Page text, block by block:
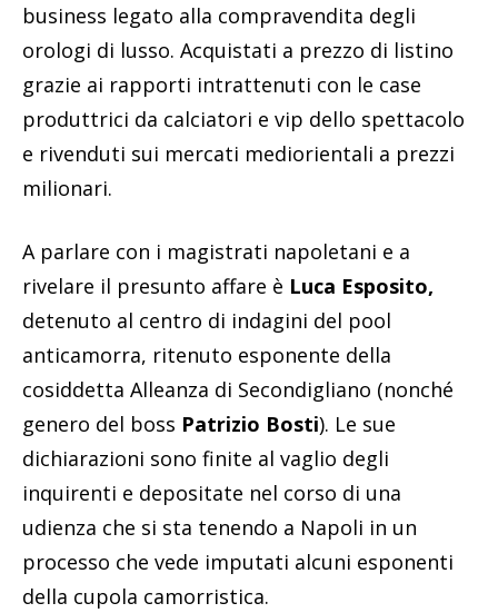
business legato alla compravendita degli
orologi di lusso. Acquistati a prezzo di listino
grazie ai rapporti intrattenuti con le case
produttrici da calciatori e vip dello spettacolo
e rivenduti sui mercati mediorientali a prezzi
milionari.
A parlare con i magistrati napoletani e a
rivelare il presunto affare è Luca Esposito,
detenuto al centro di indagini del pool
anticamorra, ritenuto esponente della
cosiddetta Alleanza di Secondigliano (nonché
genero del boss Patrizio Bosti). Le sue
dichiarazioni sono finite al vaglio degli
inquirenti e depositate nel corso di una
udienza che si sta tenendo a Napoli in un
processo che vede imputati alcuni esponenti
della cupola camorristica.